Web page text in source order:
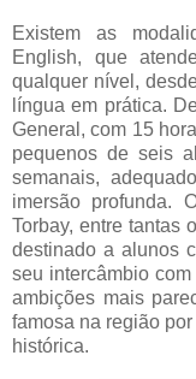
Existem as
English, que
qualquer nível,
língua em prática.
General, com 15
pequenos de seis
semanais,
imersão profunda.
Torbay, entre tantas
destinado a alunos
seu intercâmbio
ambições mais
famosa na região
histórica.